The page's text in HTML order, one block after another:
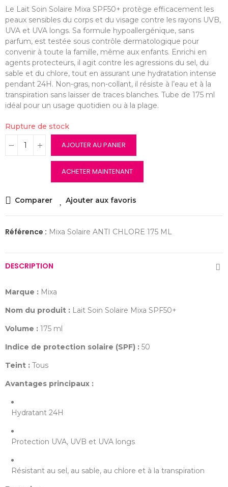
Le Lait Soin Solaire Mixa SPF50+ protège efficacement les
peaux sensibles du corps et du visage contre les rayons UVB,
UVA et UVA longs. Sa formule hypoallergénique, sans
parfum, est testée sous contrôle dermatologique pour
convenir à toute la famille, même aux enfants. Enrichi en
agents protecteurs, il agit contre les agressions du sel, du
sable et du chlore, tout en assurant une hydratation intense
pendant 24H. Non-gras, non-collant, il résiste à l’eau et à la
transpiration sans laisser de traces blanches. Tube de 175 ml
idéal pour un usage quotidien ou à la plage.
Rupture de stock
AJOUTER AU PANIER
ACHETER MAINTENANT
Comparer Ajouter aux favoris
Référence : Mixa Solaire ANTI CHLORE 175 ML
DESCRIPTION
Marque : Mixa
Nom du produit : Lait Soin Solaire Mixa SPF50+
Volume : 175 ml
Indice de protection solaire (SPF) : 50
Teint : Tous
Avantages principaux :
Hydratant 24H
Protection UVA, UVB et UVA longs
Résistant au sel, au sable, au chlore et à la transpiration